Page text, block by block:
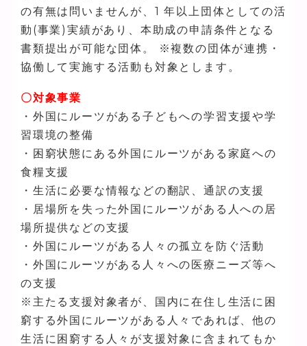
の有無は問いませんが、1 年以上団体としての活
動(事業)実績があり、本助成の申請条件となる
書類提出が可能な団体。 ※複数の団体が連携・
協働して実施する活動も対象とします。
〇対象事業
・外国にルーツがある子どもへの学習支援や学
習環境の整備
・困窮状態にある外国にルーツがある家庭への
食糧支援
・生活に必要な情報などの翻訳、通訳の支援
・居場所を失った外国にルーツがある人への居
場所提供などの支援
・外国にルーツがある人々の孤立を防ぐ活動
・外国にルーツがある人々への医療ニーズ等へ
の支援
※主たる支援対象者が、国内に在住し生活に困
窮する外国にルーツがある人々であれば、他の
生活に困窮する人々が支援対象に含まれてもか